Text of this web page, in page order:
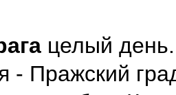
целый
- Пражский